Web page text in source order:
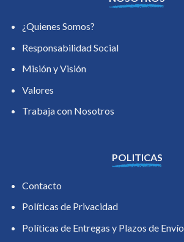
¿Quienes Somos?
Responsabilidad Social
Misión y Visión
Valores
Trabaja con Nosotros
POLITICAS
Contacto
Políticas de Privacidad
Políticas de Entregas y Plazos de Envío